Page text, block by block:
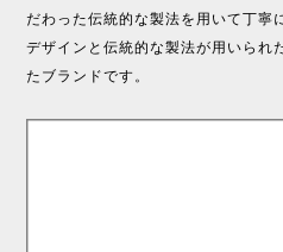
だわった伝統的な製法を用いて丁寧
デザインと伝統的な製法が用いられ
たブランドです。